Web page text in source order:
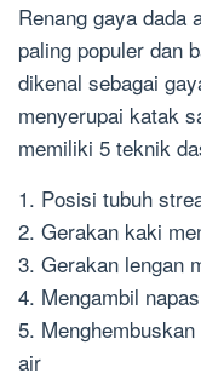
Renang gaya dada
paling populer dan
dikenal sebagai
menyerupai katak
memiliki 5 teknik
1. Posisi tubuh
2. Gerakan kaki
3. Gerakan lengan
4. Mengambil
5.
air